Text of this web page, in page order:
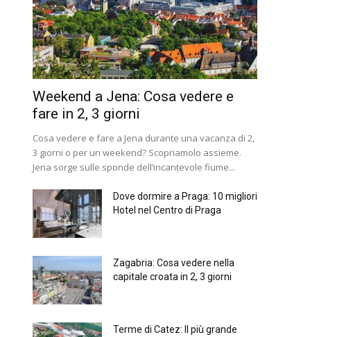
Weekend a Jena: Cosa vedere e
fare in 2, 3 giorni
Cosa vedere e fare a Jena durante una vacanza di 2,
3 giorni o per un weekend? Scopriamolo assieme.
Jena sorge sulle sponde dell’incantevole fiume...
Dove dormire a Praga: 10 migliori
Hotel nel Centro di Praga
Zagabria: Cosa vedere nella
capitale croata in 2, 3 giorni
Terme di Catez: Il più grande